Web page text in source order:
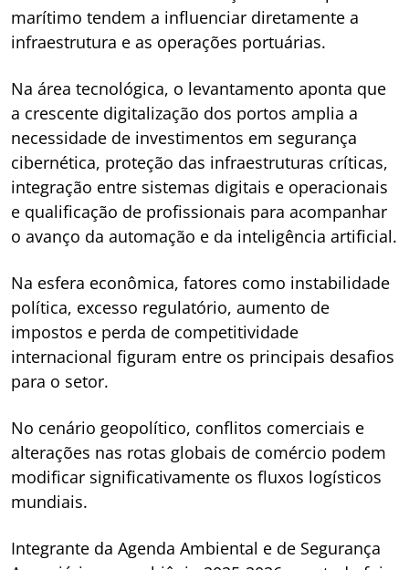
marítimo tendem a influenciar diretamente a
infraestrutura e as operações portuárias.
Na área tecnológica, o levantamento aponta que
a crescente digitalização dos portos amplia a
necessidade de investimentos em segurança
cibernética, proteção das infraestruturas críticas,
integração entre sistemas digitais e operacionais
e qualificação de profissionais para acompanhar
o avanço da automação e da inteligência artificial.
Na esfera econômica, fatores como instabilidade
política, excesso regulatório, aumento de
impostos e perda de competitividade
internacional figuram entre os principais desafios
para o setor.
No cenário geopolítico, conflitos comerciais e
alterações nas rotas globais de comércio podem
modificar significativamente os fluxos logísticos
mundiais.
Integrante da Agenda Ambiental e de Segurança